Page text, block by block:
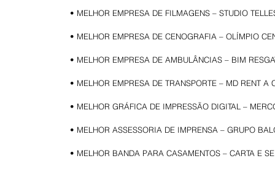
• MELHOR EMPRESA DE FILMAGENS – STUDIO
• MELHOR EMPRESA DE CENOGRAFIA – OLÍMPIO
• MELHOR EMPRESA DE AMBULÂNCIAS – BIM
• MELHOR EMPRESA DE TRANSPORTE – MD RENT A
• MELHOR GRÁFICA DE IMPRESSÃO DIGITAL –
• MELHOR ASSESSORIA DE IMPRENSA – GRUPO
• MELHOR BANDA PARA CASAMENTOS – CARTA E